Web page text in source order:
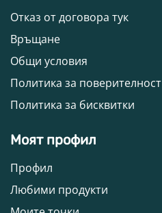
Отказ от договора тук
Връщане
Общи условия
Политика за поверителност
Политика за бисквитки
Моят профил
Профил
Любими продукти